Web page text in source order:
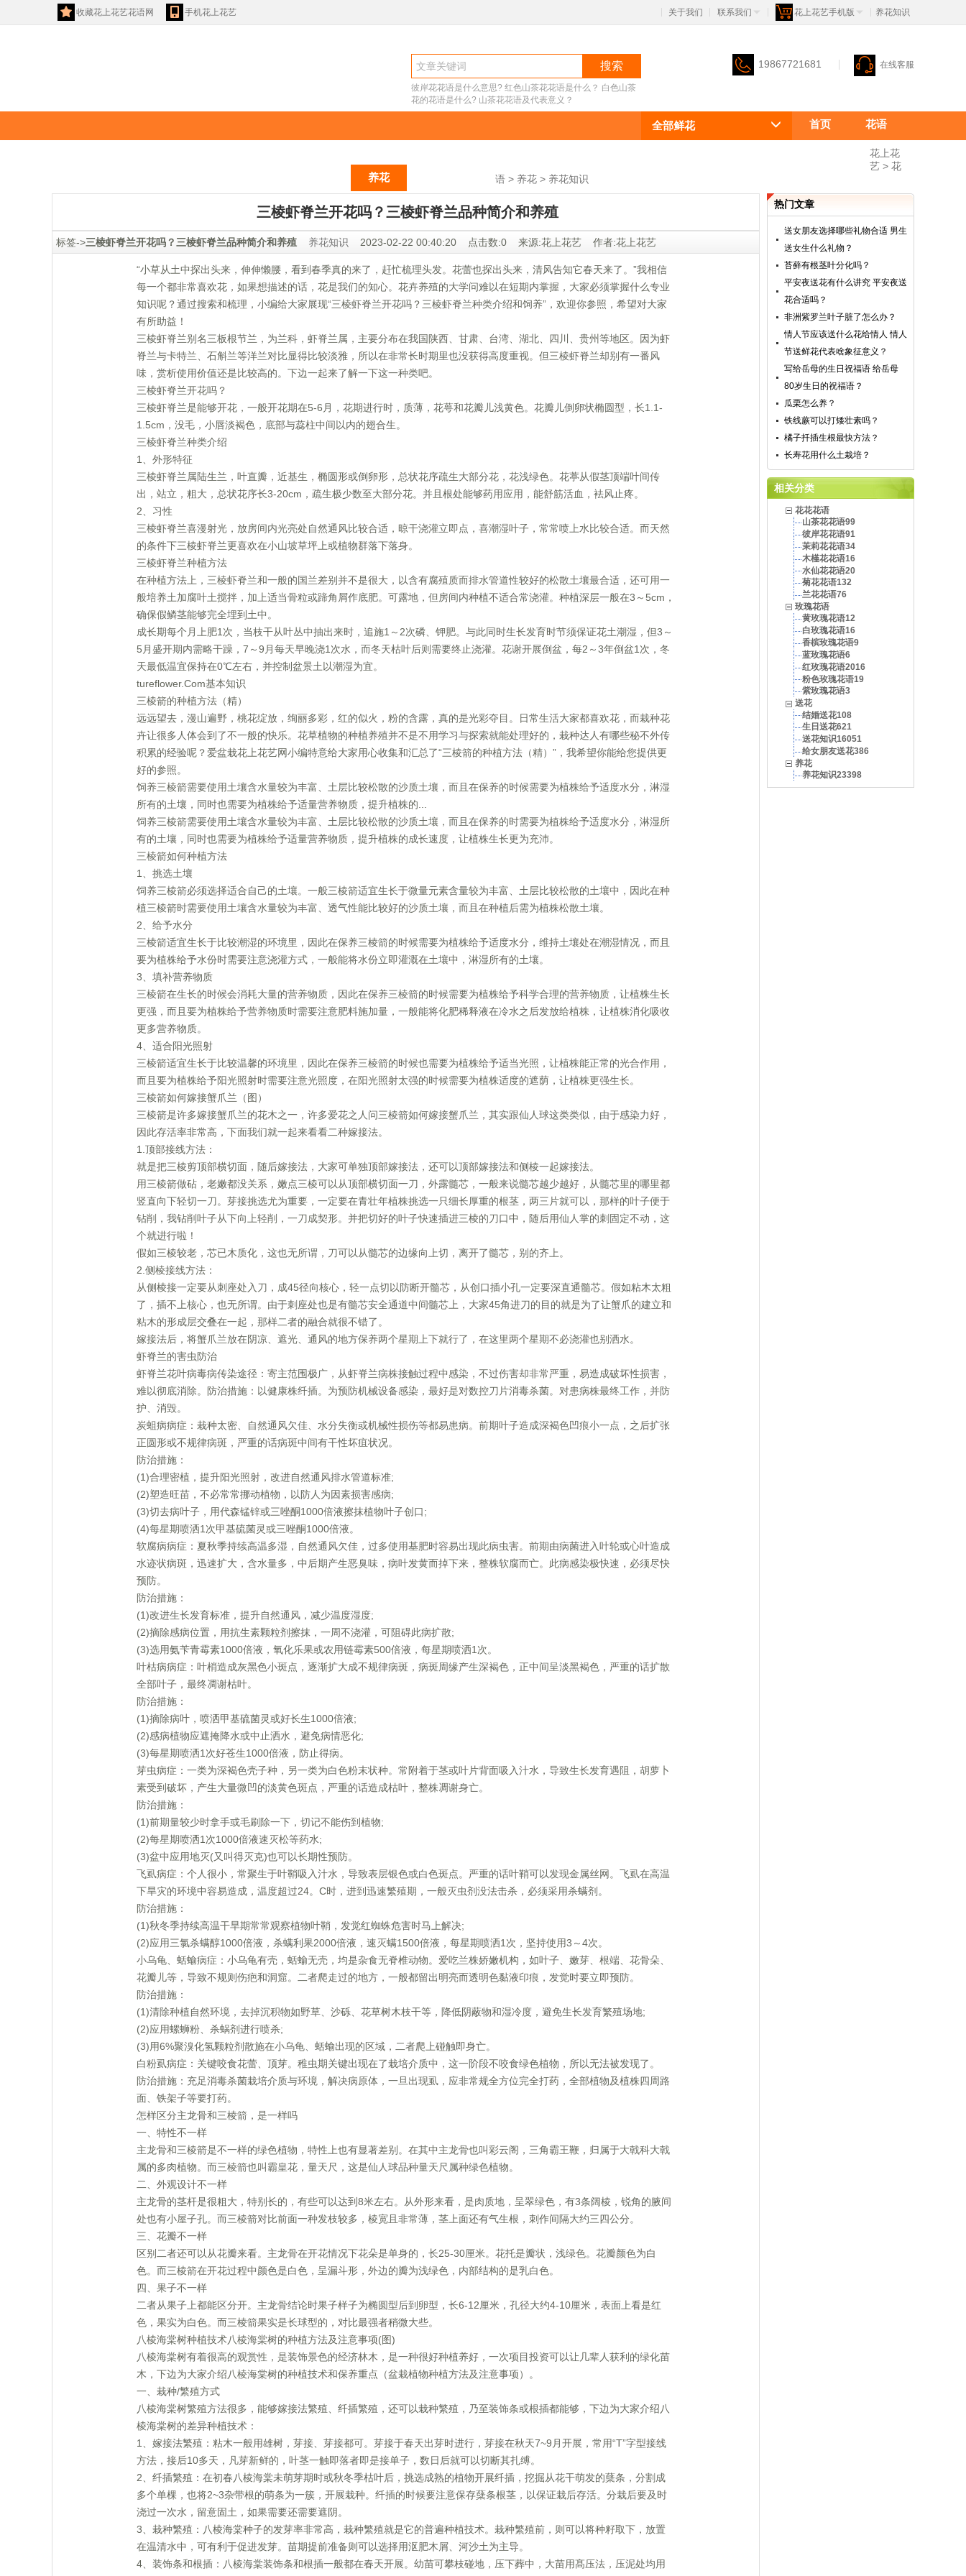
收藏花上花艺花语网 手机花上花艺 关于我们 联系我们 花上花艺手机版 养花知识
花语
搜索
彼岸花花语是什么意思? 红色山茶花花语是什么？ 白色山茶
花的花语是什么? 山茶花花语及代表意义？
19867721681 在线客服
全部鲜花 首页 花语
养花
花上花
艺 > 花
语 > 养花 > 养花知识
三棱虾脊兰开花吗？三棱虾脊兰品种简介和养殖
标签->三棱虾脊兰开花吗？三棱虾脊兰品种简介和养殖 养花知识 2023-02-22 00:40:20 点击数:0 来源:花上花艺 作者:花上花艺
“小草从土中探出头来，伸伸懒腰，看到春季真的来了，赶忙梳理头发。花蕾也探出头来，清风告知它春天来了。”我相信
每一个都非常喜欢花，如果想描述的话，花是我们的知心。花卉养殖的大学问难以在短期内掌握，大家必须掌握什么专业
知识呢？通过搜索和梳理，小编给大家展现“三棱虾脊兰开花吗？三棱虾脊兰种类介绍和饲养”，欢迎你参照，希望对大家
有所助益！
三棱虾脊兰别名三板根节兰，为兰科，虾脊兰属，主要分布在我国陕西、甘肃、台湾、湖北、四川、贵州等地区。因为虾
脊兰与卡特兰、石斛兰等洋兰对比显得比较淡雅，所以在非常长时期里也没获得高度重视。但三棱虾脊兰却别有一番风
味，赏析使用价值还是比较高的。下边一起来了解一下这一种类吧。
三棱虾脊兰开花吗？
三棱虾脊兰是能够开花，一般开花期在5-6月，花期进行时，质薄，花萼和花瓣儿浅黄色。花瓣儿倒卵状椭圆型，长1.1-
1.5cm，没毛，小唇淡褐色，底部与蕊柱中间以内的翅合生。
三棱虾脊兰种类介绍
1、外形特征
三棱虾脊兰属陆生兰，叶直瓣，近基生，椭圆形或倒卵形，总状花序疏生大部分花，花浅绿色。花葶从假茎顶端叶间传
出，站立，粗大，总状花序长3-20cm，疏生极少数至大部分花。并且根处能够药用应用，能舒筋活血，袪风止疼。
2、习性
三棱虾脊兰喜漫射光，放房间内光亮处自然通风比较合适，晾干浇灌立即点，喜潮湿叶子，常常喷上水比较合适。而天然
的条件下三棱虾脊兰更喜欢在小山坡草坪上或植物群落下落身。
三棱虾脊兰种植方法
在种植方法上，三棱虾脊兰和一般的国兰差别并不是很大，以含有腐殖质而排水管道性较好的松散土壤最合适，还可用一
般培养土加腐叶土搅拌，加上适当骨粒或蹄角屑作底肥。可露地，但房间内种植不适合常浇灌。种植深层一般在3～5cm，
确保假鳞茎能够完全埋到土中。
成长期每个月上肥1次，当枝干从叶丛中抽出来时，追施1～2次磷、钾肥。与此同时生长发育时节须保证花土潮湿，但3～
5月盛开期内需略干躁，7～9月每天早晚浇1次水，而冬天枯叶后则需要终止浇灌。花谢开展倒盆，每2～3年倒盆1次，冬
天最低温宜保持在0℃左右，并控制盆景土以潮湿为宜。
tureflower.Com基本知识
三棱箭的种植方法（精）
远远望去，漫山遍野，桃花绽放，绚丽多彩，红的似火，粉的含露，真的是光彩夺目。日常生活大家都喜欢花，而栽种花
卉让很多人体会到了不一般的快乐。花草植物的种植养殖并不是不用学习与探索就能处理好的，栽种达人有哪些秘不外传
积累的经验呢？爱盆栽花上花艺网小编特意给大家用心收集和汇总了“三棱箭的种植方法（精）”，我希望你能给您提供更
好的参照。
饲养三棱箭需要使用土壤含水量较为丰富、土层比较松散的沙质土壤，而且在保养的时候需要为植株给予适度水分，淋湿
所有的土壤，同时也需要为植株给予适量营养物质，提升植株的...
饲养三棱箭需要使用土壤含水量较为丰富、土层比较松散的沙质土壤，而且在保养的时需要为植株给予适度水分，淋湿所
有的土壤，同时也需要为植株给予适量营养物质，提升植株的成长速度，让植株生长更为充沛。
三棱箭如何种植方法
1、挑选土壤
饲养三棱箭必须选择适合自己的土壤。一般三棱箭适宜生长于微量元素含量较为丰富、土层比较松散的土壤中，因此在种
植三棱箭时需要使用土壤含水量较为丰富、透气性能比较好的沙质土壤，而且在种植后需为植株松散土壤。
2、给予水分
三棱箭适宜生长于比较潮湿的环境里，因此在保养三棱箭的时候需要为植株给予适度水分，维持土壤处在潮湿情况，而且
要为植株给予水份时需要注意浇灌方式，一般能将水份立即灌溉在土壤中，淋湿所有的土壤。
3、填补营养物质
三棱箭在生长的时候会消耗大量的营养物质，因此在保养三棱箭的时候需要为植株给予科学合理的营养物质，让植株生长
更强，而且要为植株给予营养物质时需要注意肥料施加量，一般能将化肥稀释液在冷水之后发放给植株，让植株消化吸收
更多营养物质。
4、适合阳光照射
三棱箭适宜生长于比较温馨的环境里，因此在保养三棱箭的时候也需要为植株给予适当光照，让植株能正常的光合作用，
而且要为植株给予阳光照射时需要注意光照度，在阳光照射太强的时候需要为植株适度的遮荫，让植株更强生长。
三棱箭如何嫁接蟹爪兰（图）
三棱箭是许多嫁接蟹爪兰的花木之一，许多爱花之人问三棱箭如何嫁接蟹爪兰，其实跟仙人球这类类似，由于感染力好，
因此存活率非常高，下面我们就一起来看看二种嫁接法。
1.顶部接线方法：
就是把三棱剪顶部横切面，随后嫁接法，大家可单独顶部嫁接法，还可以顶部嫁接法和侧棱一起嫁接法。
用三棱箭做砧，老嫩都没关系，嫩点三棱可以从顶部横切面一刀，外露髓芯，一般来说髓芯越少越好，从髓芯里的哪里都
竖直向下轻切一刀。芽接挑选尤为重要，一定要在青壮年植株挑选一只细长厚重的根茎，两三片就可以，那样的叶子便于
钻削，我钻削叶子从下向上轻削，一刀成契形。并把切好的叶子快速插进三棱的刀口中，随后用仙人掌的刺固定不动，这
个就进行啦！
假如三棱较老，芯已木质化，这也无所谓，刀可以从髓芯的边缘向上切，离开了髓芯，别的齐上。
2.侧棱接线方法：
从侧棱接一定要从刺座处入刀，成45径向核心，轻一点切以防断开髓芯，从创口插小孔一定要深直通髓芯。假如粘木太粗
了，插不上核心，也无所谓。由于刺座处也是有髓芯安全通道中间髓芯上，大家45角进刀的目的就是为了让蟹爪的建立和
粘木的形成层交叠在一起，那样二者的融合就很不错了。
嫁接法后，将蟹爪兰放在阴凉、遮光、通风的地方保养两个星期上下就行了，在这里两个星期不必浇灌也别洒水。
虾脊兰的害虫防治
虾脊兰花叶病毒病传染途径：寄主范围极广，从虾脊兰病株接触过程中感染，不过伤害却非常严重，易造成破坏性损害，
难以彻底消除。防治措施：以健康株纤插。为预防机械设备感染，最好是对数控刀片消毒杀菌。对患病株最终工作，并防
护、消毁。
炭蛆病病症：栽种太密、自然通风欠佳、水分失衡或机械性损伤等都易患病。前期叶子造成深褐色凹痕小一点，之后扩张
正圆形或不规律病斑，严重的话病斑中间有干性坏疽状况。
防治措施：
(1)合理密植，提升阳光照射，改进自然通风排水管道标准;
(2)塑造旺苗，不必常常挪动植物，以防人为因素损害感病;
(3)切去病叶子，用代森锰锌或三唑酮1000倍液擦抹植物叶子创口;
(4)每星期喷洒1次甲基硫菌灵或三唑酮1000倍液。
软腐病病症：夏秋季持续高温多湿，自然通风欠佳，过多使用基肥时容易出现此病虫害。前期由病菌进入叶轮或心叶造成
水迹状病斑，迅速扩大，含水量多，中后期产生恶臭味，病叶发黄而掉下来，整株软腐而亡。此病感染极快速，必须尽快
预防。
防治措施：
(1)改进生长发育标准，提升自然通风，减少温度湿度;
(2)摘除感病位置，用抗生素颗粒剂擦抹，一周不浇灌，可阻碍此病扩散;
(3)选用氨苄青霉素1000倍液，氧化乐果或农用链霉素500倍液，每星期喷洒1次。
叶枯病病症：叶梢造成灰黑色小斑点，逐渐扩大成不规律病斑，病斑周缘产生深褐色，正中间呈淡黑褐色，严重的话扩散
全部叶子，最终凋谢枯叶。
防治措施：
(1)摘除病叶，喷洒甲基硫菌灵或好长生1000倍液;
(2)感病植物应遮掩降水或中止洒水，避免病情恶化;
(3)每星期喷洒1次好苍生1000倍液，防止得病。
芽虫病症：一类为深褐色壳子种，另一类为白色粉末状种。常附着于茎或叶片背面吸入汁水，导致生长发育遇阻，胡萝卜
素受到破坏，产生大量微凹的淡黄色斑点，严重的话造成枯叶，整株凋谢身亡。
防治措施：
(1)前期量较少时拿手或毛刷除一下，切记不能伤到植物;
(2)每星期喷洒1次1000倍液速灭松等药水;
(3)盆中应用地灭(又叫得灭克)也可以长期性预防。
飞虱病症：个人很小，常聚生于叶鞘吸入汁水，导致表层银色或白色斑点。严重的话叶鞘可以发现金属丝网。飞虱在高温
下旱灾的环境中容易造成，温度超过24。C时，进到迅速繁殖期，一般灭虫剂没法击杀，必须采用杀螨剂。
防治措施：
(1)秋冬季持续高温干旱期常常观察植物叶鞘，发觉红蜘蛛危害时马上解决;
(2)应用三氯杀螨醇1000倍液，杀螨利果2000倍液，速灭螨1500倍液，每星期喷洒1次，坚持使用3～4次。
小乌龟、蛞蝓病症：小乌龟有壳，蛞蝓无壳，均是杂食无脊椎动物。爱吃兰株娇嫩机构，如叶子、嫩芽、根端、花骨朵、
花瓣儿等，导致不规则伤疤和洞窟。二者爬走过的地方，一般都留出明亮而透明色黏液印痕，发觉时要立即预防。
防治措施：
(1)清除种植自然环境，去掉沉积物如野草、沙砾、花草树木枝干等，降低阴蔽物和湿冷度，避免生长发育繁殖场地;
(2)应用螺蛳粉、杀蜗剂进行喷杀;
(3)用6%聚溴化氢颗粒剂散施在小乌龟、蛞蝓出现的区域，二者爬上碰触即身亡。
白粉虱病症：关键咬食花蕾、顶芽。稚虫期关键出现在了栽培介质中，这一阶段不咬食绿色植物，所以无法被发现了。
防治措施：充足消毒杀菌栽培介质与环境，解决病原体，一旦出现虱，应非常规全方位完全打药，全部植物及植株四周路
面、铁架子等要打药。
怎样区分主龙骨和三棱箭，是一样吗
一、特性不一样
主龙骨和三棱箭是不一样的绿色植物，特性上也有显著差别。在其中主龙骨也叫彩云阁，三角霸王鞭，归属于大戟科大戟
属的多肉植物。而三棱箭也叫霸皇花，量天尺，这是仙人球品种量天尺属种绿色植物。
二、外观设计不一样
主龙骨的茎杆是很粗大，特别长的，有些可以达到8米左右。从外形来看，是肉质地，呈翠绿色，有3条阔棱，锐角的腋间
处也有小屋子孔。而三棱箭对比前面一种发枝较多，棱宽且非常薄，茎上面还有气生根，刺作间隔大约三四公分。
三、花瓣不一样
区别二者还可以从花瓣来看。主龙骨在开花情况下花朵是单身的，长25-30厘米。花托是瓣状，浅绿色。花瓣颜色为白
色。而三棱箭在开花过程中颜色是白色，呈漏斗形，外边的瓣为浅绿色，内部结构的是乳白色。
四、果子不一样
二者从果子上都能区分开。主龙骨结论时果子样子为椭圆型后到卵型，长6-12厘米，孔径大约4-10厘米，表面上看是红
色，果实为白色。而三棱箭果实是长球型的，对比最强者稍微大些。
八棱海棠树种植技术八棱海棠树的种植方法及注意事项(图)
八棱海棠树有着很高的观赏性，是装饰景色的经济林木，是一种很好种植养好，一次项目投资可以让几辈人获利的绿化苗
木，下边为大家介绍八棱海棠树的种植技术和保养重点（盆栽植物种植方法及注意事项）。
一、栽种/繁殖方式
八棱海棠树繁殖方法很多，能够嫁接法繁殖、纤插繁殖，还可以栽种繁殖，乃至装饰条或根插都能够，下边为大家介绍八
棱海棠树的差异种植技术：
1、嫁接法繁殖：粘木一般用雄树，芽接、芽接都可。芽接于春天出芽时进行，芽接在秋天7~9月开展，常用“T”字型接线
方法，接后10多天，凡芽新鲜的，叶茎一触即落者即是接单子，数日后就可以切断其扎缚。
2、纤插繁殖：在初春八棱海棠未萌芽期时或秋冬季枯叶后，挑选成熟的植物开展纤插，挖掘从花干萌发的蘖条，分割成
多个单棵，也将2~3杂带根的萌条为一簇，开展栽种。纤插的时候要注意保存蘖条根茎，以保证栽后存活。分栽后要及时
浇过一次水，留意固土，如果需要还需要遮阴。
3、栽种繁殖：八棱海棠种子的发芽率非常高，栽种繁殖就是它的普遍种植技术。栽种繁殖前，则可以将种籽取下，放置
在温清水中，可有利于促进发芽。苗期提前准备则可以选择用沤肥木屑、河沙土为主导。
4、装饰条和根插：八棱海棠装饰条和根插一般都在春天开展。幼苗可攀枝碰地，压下葬中，大苗用髙压法，压泥处均用
热门文章
送女朋友选择哪些礼物合适 男生
送女生什么礼物？
苔藓有根茎叶分化吗？
平安夜送花有什么讲究 平安夜送
花合适吗？
非洲紫罗兰叶子脏了怎么办？
情人节应该送什么花给情人 情人
节送鲜花代表啥象征意义？
写给岳母的生日祝福语 给岳母
80岁生日的祝福语？
瓜栗怎么养？
铁线蕨可以打矮壮素吗？
橘子扦插生根最快方法？
长寿花用什么土栽培？
相关分类
花花花语
山茶花花语99
彼岸花花语91
茉莉花花语34
木槿花花语16
水仙花花语20
菊花花语132
兰花花语76
玫瑰花语
黄玫瑰花语12
白玫瑰花语16
香槟玫瑰花语9
蓝玫瑰花语6
红玫瑰花语2016
粉色玫瑰花语19
紫玫瑰花语3
送花
结婚送花108
生日送花621
送花知识16051
给女朋友送花386
养花
养花知识23398